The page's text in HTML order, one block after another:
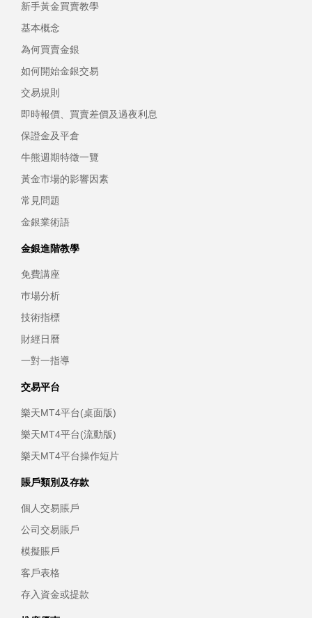
新手黃金買賣教學
基本概念
為何買賣金銀
如何開始金銀交易
交易規則
即時報價、買賣差價及過夜利息
保證金及平倉
牛熊週期特徵一覽
黃金市場的影響因素
常見問題
金銀業術語
金銀進階教學
免費講座
巿場分析
技術指標
財經日曆
一對一指導
交易平台
樂天MT4平台(桌面版)
樂天MT4平台(流動版)
樂天MT4平台操作短片
賬戶類別及存款
個人交易賬戶
公司交易賬戶
模擬賬戶
客戶表格
存入資金或提款